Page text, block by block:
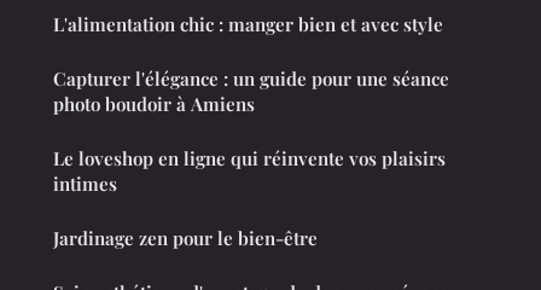
L'alimentation chic : manger bien et avec style
Capturer l'élégance : un guide pour une séance
photo boudoir à Amiens
Le loveshop en ligne qui réinvente vos plaisirs
intimes
Jardinage zen pour le bien-être